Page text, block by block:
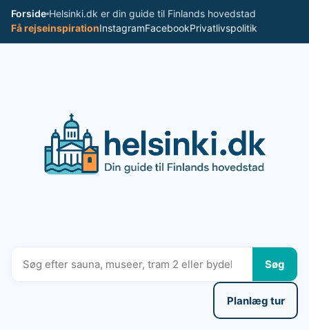
Spring
indhold
Forside Helsinki.dk er din guide til Finlands hovedstad
Få rejseinspirationInstagramFacebookPrivatlivspolitik
Søg
Planlæg tur